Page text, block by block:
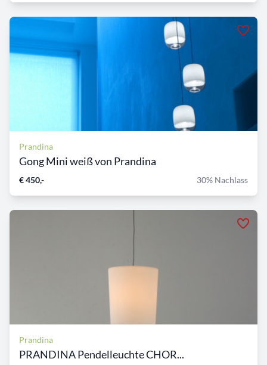
Prandina
Gong Mini weiß von Prandina
€ 450,- 30% Nachlass
Prandina
PRANDINA Pendelleuchte CHOR...